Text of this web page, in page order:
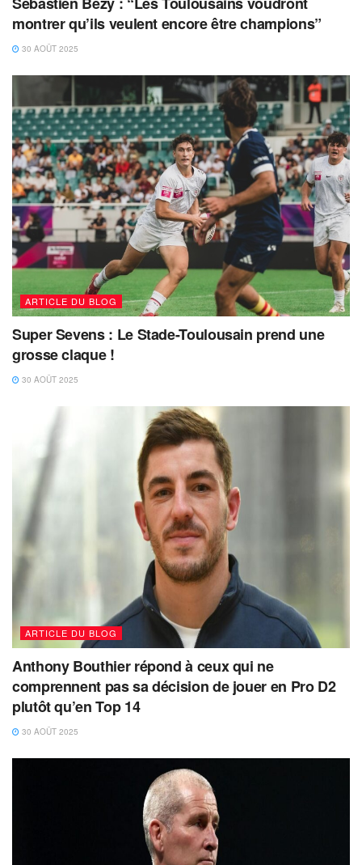
montrer qu’ils veulent encore être champions”
30 AOÛT 2025
ARTICLE DU BLOG
Super Sevens : Le Stade-Toulousain prend une
grosse claque !
30 AOÛT 2025
ARTICLE DU BLOG
Anthony Bouthier répond à ceux qui ne
comprennent pas sa décision de jouer en Pro D2
plutôt qu’en Top 14
30 AOÛT 2025